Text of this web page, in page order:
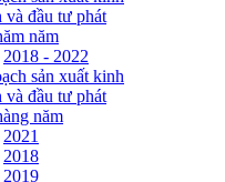
và đầu tư phát
năm
2018 - 2022
sản xuất kinh
và đầu tư phát
năm
2021
2018
2019